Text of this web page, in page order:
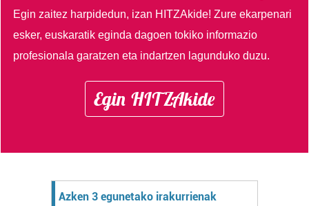
Egin zaitez harpidedun, izan HITZAkide!Zure ekarpenari
esker, euskaratik eginda dagoen tokiko informazio
profesionala garatzen eta indartzen lagunduko duzu.
Egin HITZAkide
Azken 3 egunetako irakurrienak